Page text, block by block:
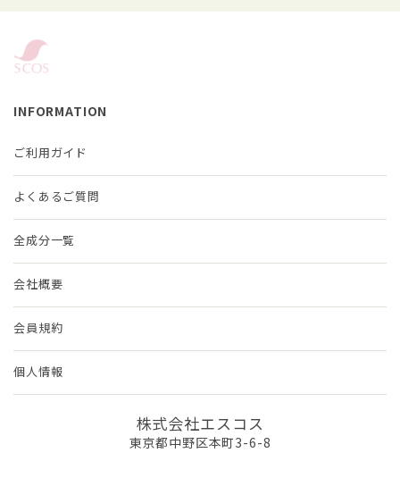
INFORMATION
ご利用ガイド
よくあるご質問
全成分一覧
会社概要
会員規約
個人情報
株式会社エスコス
東京都中野区本町3-6-8